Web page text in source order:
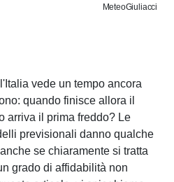
MeteoGiuliacci
vede un tempo ancora
quando finisce allora il
arriva il prima freddo? Le
previsionali danno qualche
se chiaramente si tratta
grado di affidabilità non